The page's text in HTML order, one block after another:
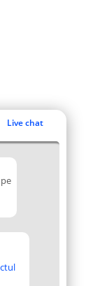
Live chat